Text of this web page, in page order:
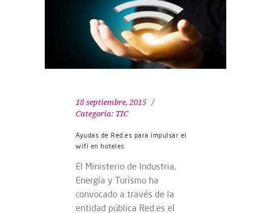
18 septiembre, 2015
Categoría: TIC
Ayudas de Red.es para impulsar el
wifi en hoteles
El Ministerio de Industria,
Energía y Turismo ha
convocado a través de la
entidad pública Red.es el